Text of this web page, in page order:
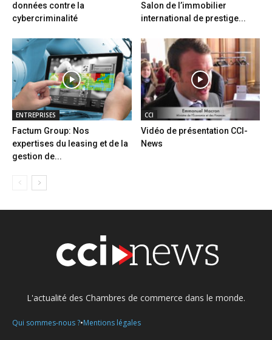
données contre la
cybercriminalité
Salon de l’immobilier
international de prestige...
ENTREPRISES
Factum Group: Nos
expertises du leasing et de la
gestion de...
CCI
Vidéo de présentation CCI-
News
L'actualité des Chambres de commerce dans le monde.
Qui sommes-nous ?•Mentions légales